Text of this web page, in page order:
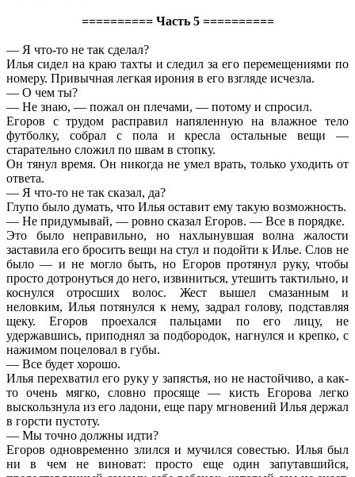
========== Часть 5 ==========
— Я что-то не так сделал?
Илья сидел на краю тахты и следил за его перемещениями по
номеру. Привычная легкая ирония в его взгляде исчезла.
— О чем ты?
— Не знаю, — пожал он плечами, — потому и спросил.
Егоров с трудом расправил напяленную на влажное тело
футболку, собрал с пола и кресла остальные вещи —
старательно сложил по швам в стопку.
Он тянул время. Он никогда не умел врать, только уходить от
ответа.
— Я что-то не так сказал, да?
Глупо было думать, что Илья оставит ему такую возможность.
— Не придумывай, — ровно сказал Егоров. — Все в порядке.
Это было неправильно, но нахлынувшая волна жалости
заставила его бросить вещи на стул и подойти к Илье. Слов не
было — и не могло быть, но Егоров протянул руку, чтобы
просто дотронуться до него, извиниться, утешить тактильно, и
коснулся отросших волос. Жест вышел смазанным и
неловким, Илья потянулся к нему, задрал голову, подставляя
щеку. Егоров проехался пальцами по его лицу, не
удержавшись, приподнял за подбородок, нагнулся и крепко, с
нажимом поцеловал в губы.
— Все будет хорошо.
Илья перехватил его руку у запястья, но не настойчиво, а как-
то очень мягко, словно просяще — кисть Егорова легко
выскользнула из его ладони, еще пару мгновений Илья держал
в горсти пустоту.
— Мы точно должны идти?
Егоров одновременно злился и мучился совестью. Илья был
ни в чем не виноват: просто еще один запутавшийся,